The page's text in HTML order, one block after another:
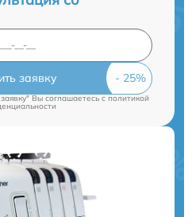
заявку
Вы соглашаетесь cполитикой